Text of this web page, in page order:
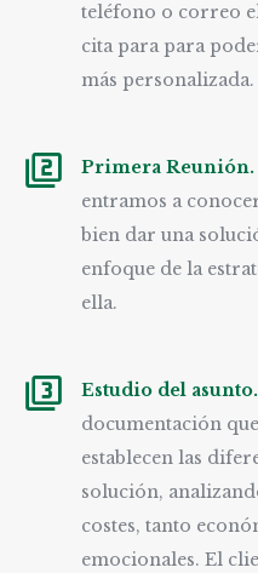
teléfono o correo
cita para para
más personalizada.
Primera Reunión.
entramos a
bien dar una
enfoque de la
ella.
Estudio del asunto.
documentación
establecen las
solución,
costes, tanto
emocionales. El